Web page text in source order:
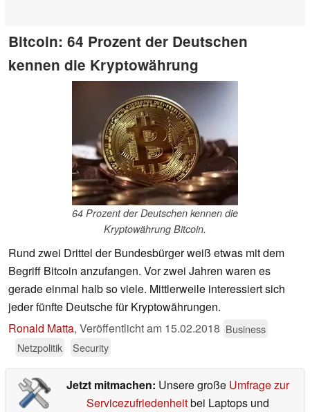
Bitcoin: 64 Prozent der Deutschen
kennen die Kryptowährung
64 Prozent der Deutschen kennen die
Kryptowährung Bitcoin.
Rund zwei Drittel der Bundesbürger weiß etwas mit dem
Begriff Bitcoin anzufangen. Vor zwei Jahren waren es
gerade einmal halb so viele. Mittlerweile interessiert sich
jeder fünfte Deutsche für Kryptowährungen.
Ronald Matta, Veröffentlicht am 15.02.2018 Business
Netzpolitik
Security
Jetzt mitmachen: Unsere große Umfrage zur
Servicezufriedenheitbei Laptops und